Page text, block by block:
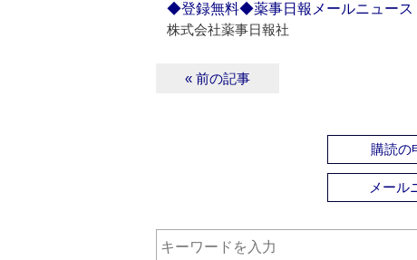
◆登録無料◆薬事日報メールニュー
株式会社薬事日報社
« 前の記事
購読の
メール